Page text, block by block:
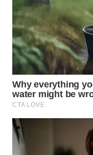
WN DELI
SERDANG
WN
TEBING
TINGGI
WN
PAKPAK